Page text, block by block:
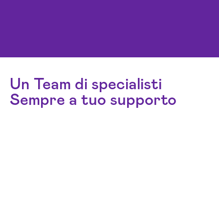
Un Team di specialisti
Sempre a tuo supporto